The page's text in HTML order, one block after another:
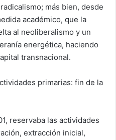
más bien, desde
académico, que la
al neoliberalismo y un
energética, haciendo
transnacional.
primarias: fin de la
reservaba las actividades
extracción inicial,